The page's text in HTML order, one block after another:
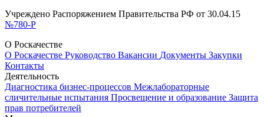
Учреждено Распоряжением Правительства РФ от 30.04.15
№780-Р
О Роскачестве
О Роскачестве Руководство Вакансии Документы Закупки
Контакты
Деятельность
Диагностика бизнес-процессов Межлабораторные
сличительные испытания Просвещение и образование Защита
прав потребителей